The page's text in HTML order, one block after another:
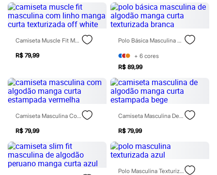
Bolsas
Bonés e Chapéus
Bijoux
Óculos
Relógios
Calçados
Chinelos
Rasteirinhas
Sandálias
Sapatilhas
Tênis
Marcas
City
Mindset
Sawary
Yessica
Camiseta Muscle Fit Masculina Com Linho Manga Curta Texturizada Off White
R$ 79,99
Polo Básica Masculina De Algodão Manga Curta Texturizada Branca
+ 6 cores
R$ 89,99
Camiseta Masculina Com Algodão Manga Curta Estampada Vermelha
R$ 79,99
Camiseta Masculina De Algodão Manga Curta Estampada Bege
R$ 79,99
Polo Masculina Texturizada Azul